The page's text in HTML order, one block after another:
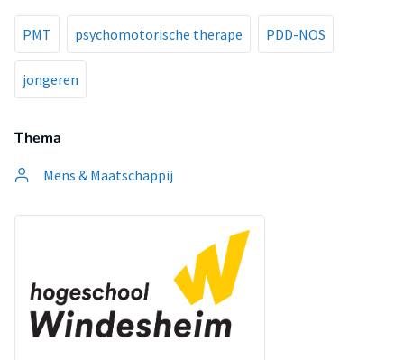
PMT psychomotorische therape PDD-NOS
jongeren
Thema
Mens & Maatschappij